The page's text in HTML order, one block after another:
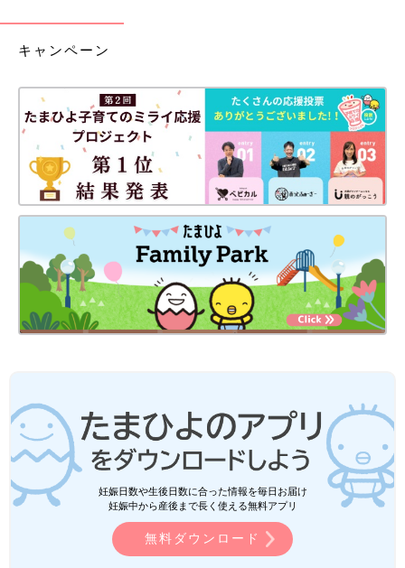
キャンペーン
妊娠日数や生後日数に合った情報を毎日お届け
妊娠中から産後まで長く使える無料アプリ
無料ダウンロード